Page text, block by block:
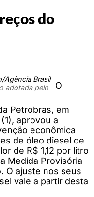
do
Agência Brasil
adotada pelo
O
Petrobras, em
aprovou a
econômica
de óleo diesel de
de R$ 1,12 por litro
Medida Provisória
O ajuste nos seus
vale a partir desta